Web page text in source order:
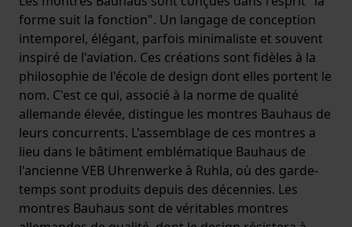
forme suit la fonction". Un langage de conception
intemporel, élégant, parfois minimaliste et souvent
inspiré de l'aviation. Ces créations sont fidèles à la
philosophie de l'école de design dont elles portent le
nom. C'est ce qui, associé à la norme de qualité
allemande élevée, distingue les montres Bauhaus de
leurs concurrents. L'assemblage de ces montres a
lieu dans le bâtiment emblématique Bauhaus de
l'ancienne VEB Uhrenwerke à Ruhla, où des garde-
temps sont produits depuis des décennies. Les
montres Bauhaus sont de véritables montres